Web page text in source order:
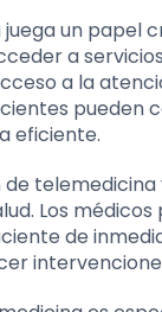
juega un papel
a
a la
pueden
eficiente.
de
Los
de